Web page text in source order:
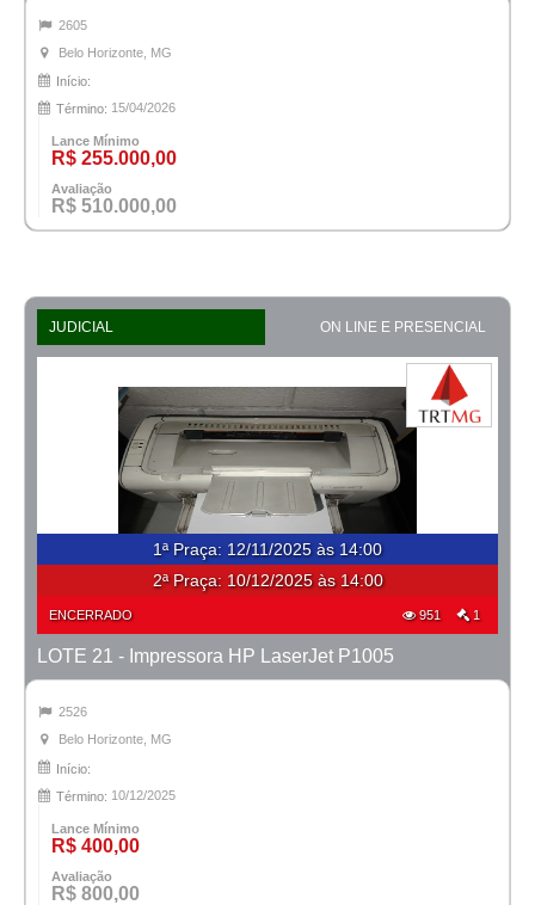
2605
Belo Horizonte, MG
Início:
Término: 15/04/2026
Lance Mínimo
R$ 255.000,00
Avaliação
R$ 510.000,00
JUDICIAL ON LINE E PRESENCIAL
1ª Praça: 12/11/2025 às 14:00
2ª Praça: 10/12/2025 às 14:00
ENCERRADO 951 1
LOTE 21 - Impressora HP LaserJet P1005
2526
Belo Horizonte, MG
Início:
Término: 10/12/2025
Lance Mínimo
R$ 400,00
Avaliação
R$ 800,00